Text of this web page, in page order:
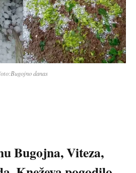
danas
Bugojna, Viteza,